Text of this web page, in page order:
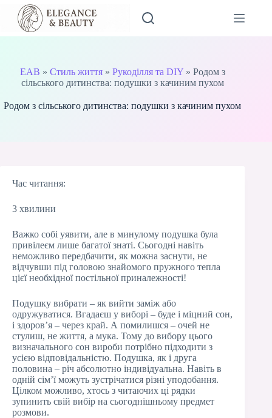
Перейти
вмісту
EAB » Стиль життя» Рукоділля та DIY» Родом з
сільського дитинства: подушки з качиним пухом
Родом з сільського дитинства: подушки з качиним пухом
Час читання:
3 хвилини
Важко собі уявити, але в минулому подушка була
привілеєм лише багатої знаті. Сьогодні навіть
неможливо передбачити, як можна заснути, не
відчувши під головою знайомого пружного тепла
цієї необхідної постільної приналежності!
Подушку вибрати – як вийти заміж або
одружуватися. Вгадаєш у виборі – буде і міцний сон,
і здоров’я – через край. А помилишся – очей не
стулиш, не життя, а мука. Тому до вибору цього
визначального сон вироби потрібно підходити з
усією відповідальністю. Подушка, як і друга
половина – річ абсолютно індивідуальна. Навіть в
одній сім’ї можуть зустрічатися різні уподобання.
Цілком можливо, хтось з читаючих ці рядки
зупинить свій вибір на сьогоднішньому предмет
розмови.